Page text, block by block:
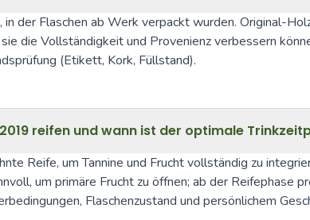
der Flaschen ab Werk verpackt wurden. Original-
die Vollständigkeit und Provenienz verbessern
(Etikett, Kork, Füllstand).
reifen und wann ist der optimale
Reife, um Tannine und Frucht vollständig zu
um primäre Frucht zu öffnen; ab der
Flaschenzustand und persönlichem